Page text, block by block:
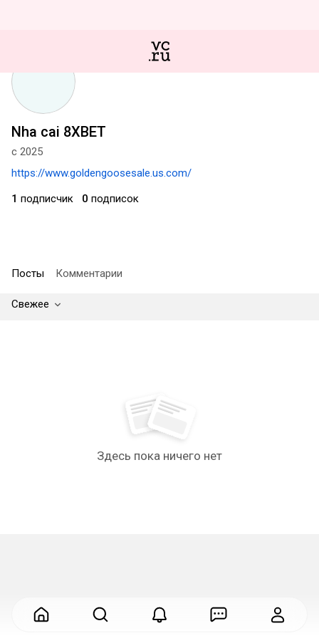
Nha cai 8XBET
с 2025
https://www.goldengoosesale.us.com/
1 подписчик 0 подписок
Посты Комментарии
Свежее
Здесь пока ничего нет